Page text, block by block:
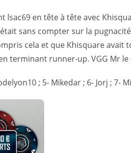
lsac69 en tête à tête avec
sans compter sur la
cela et que Khisquare
terminant runner-up. VGG Mr
; 5- Mikedar ; 6- Jorj ; 7-